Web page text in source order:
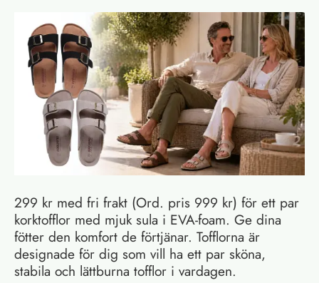
299 kr med fri frakt (Ord. pris 999 kr) för ett par
korktofflor med mjuk sula i EVA-foam. Ge dina
fötter den komfort de förtjänar. Tofflorna är
designade för dig som vill ha ett par sköna,
stabila och lättburna tofflor i vardagen.